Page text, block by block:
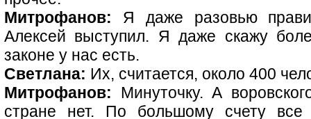
Митрофанов: Я даже разовью
Алексей выступил. Я даже скажу
законе у нас есть.
Светлана: Их, считается, около 400
Митрофанов: Минуточку. А
стране нет. По большому счету